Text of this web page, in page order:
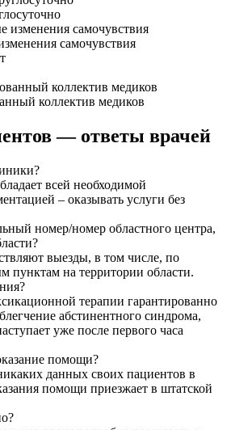
самочувствия
коллектив медиков
— ответы врачей
всей необходимой
– оказывать услуги без
номер/номер областного центра,
выезды, в том числе, по
пунктам на территории области.
терапии гарантированно
абстинентного синдрома,
уже после первого часа
помощи?
данных своих пациентов в
помощи приезжает в штатской